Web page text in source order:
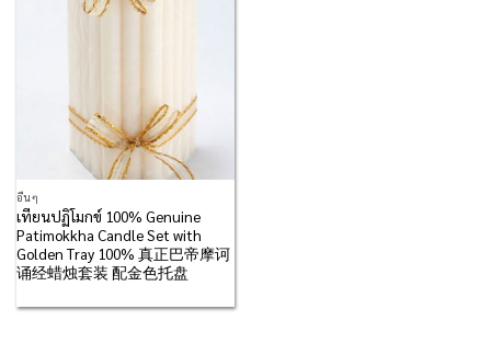
อื่นๆ
เทียนปฏิโมกข์ 100% Genuine
Patimokkha Candle Set with
Golden Tray 100% 真正巴帝摩诃
诵经蜡烛套装 配金色托盘